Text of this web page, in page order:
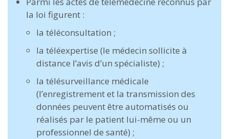
la loi figurent :
la téléconsultation ;
la téléexpertise (le médecin sollicite à
distance l’avis d’un spécialiste) ;
la télésurveillance médicale
(l’enregistrement et la transmission des
données peuvent être automatisés ou
réalisés par le patient lui-même ou un
professionnel de santé) ;